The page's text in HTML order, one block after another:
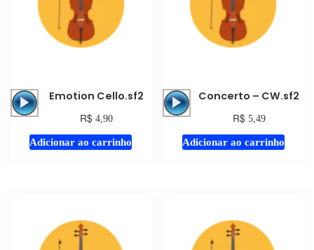
Tocador
áudio
Emotion Cello.sf2
R$ 4,90
Adicionar ao carrinho
Tocador
áudio
Concerto – CW.sf2
R$ 5,49
Adicionar ao carrinho